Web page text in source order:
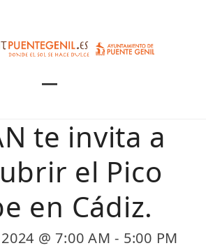
mobile
menu
mobile
menu
te invita a
el Pico
en Cádiz.
@ 7:00 AM - 5:00 PM